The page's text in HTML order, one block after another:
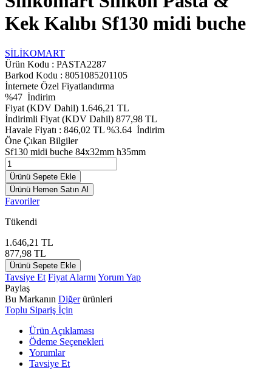
Kek Kalıbı Sf130 midi buche
SİLİKOMART
Ürün Kodu : PASTA2287
Barkod Kodu : 8051085201105
İnternete Özel Fiyatlandırma
%47 İndirim
Fiyat (KDV Dahil) 1.646,21 TL
İndirimli Fiyat (KDV Dahil) 877,98 TL
Havale Fiyatı : 846,02 TL %3.64 İndirim
Öne Çıkan Bilgiler
Sf130 midi buche 84x32mm h35mm
Ürünü Sepete Ekle
Ürünü Hemen Satın Al
Favoriler
Tükendi
1.646,21 TL
877,98 TL
Ürünü Sepete Ekle
Tavsiye Et Fiyat Alarmı Yorum Yap
Paylaş
Bu Markanın Diğerürünleri
Toplu Sipariş İçin
Ürün Açıklaması
Ödeme Seçenekleri
Yorumlar
Tavsiye Et